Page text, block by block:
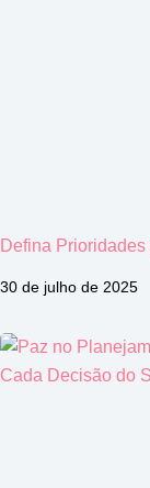
Defina
30 de julho de 2025